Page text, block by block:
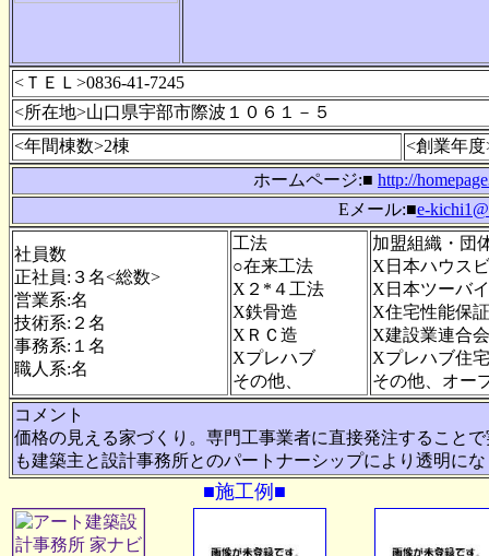
<ＴＥＬ>0836-41-7245
<所在地>山口県宇部市際波１０６１－５
<年間棟数>2棟
<創業年度
ホームページ:■ http://
Eメール:■e-
社員数
正社員:３名<総数>
営業系:名
技術系:２名
事務系:１名
職人系:名
工法
○在来工法
X２*４工法
X鉄骨造
XＲＣ造
Xプレハブ
その他、
加盟組織・団
X日本ハウス
X日本ツーバ
X住宅性能保
X建設業連合会
Xプレハブ住
その他、オー
コメント
価格の見える家づくり。専門工事業者に直接発注すること
も建築主と設計事務所とのパートナーシップにより透明に
■施工例■